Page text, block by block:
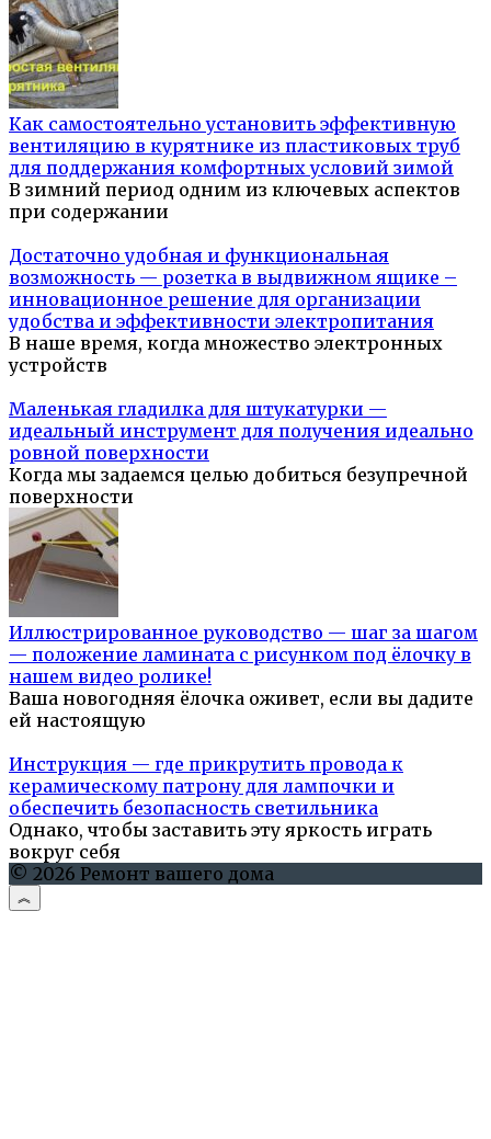
Как самостоятельно установить эффективную
вентиляцию в курятнике из пластиковых труб
для поддержания комфортных условий зимой
В зимний период одним из ключевых аспектов
при содержании
Достаточно удобная и функциональная
возможность — розетка в выдвижном ящике –
инновационное решение для организации
удобства и эффективности электропитания
В наше время, когда множество электронных
устройств
Маленькая гладилка для штукатурки —
идеальный инструмент для получения идеально
ровной поверхности
Когда мы задаемся целью добиться безупречной
поверхности
Иллюстрированное руководство — шаг за шагом
— положение ламината с рисунком под ёлочку в
нашем видео ролике!
Ваша новогодняя ёлочка оживет, если вы дадите
ей настоящую
Инструкция — где прикрутить провода к
керамическому патрону для лампочки и
обеспечить безопасность светильника
Однако, чтобы заставить эту яркость играть
вокруг себя
© 2026 Ремонт вашего дома